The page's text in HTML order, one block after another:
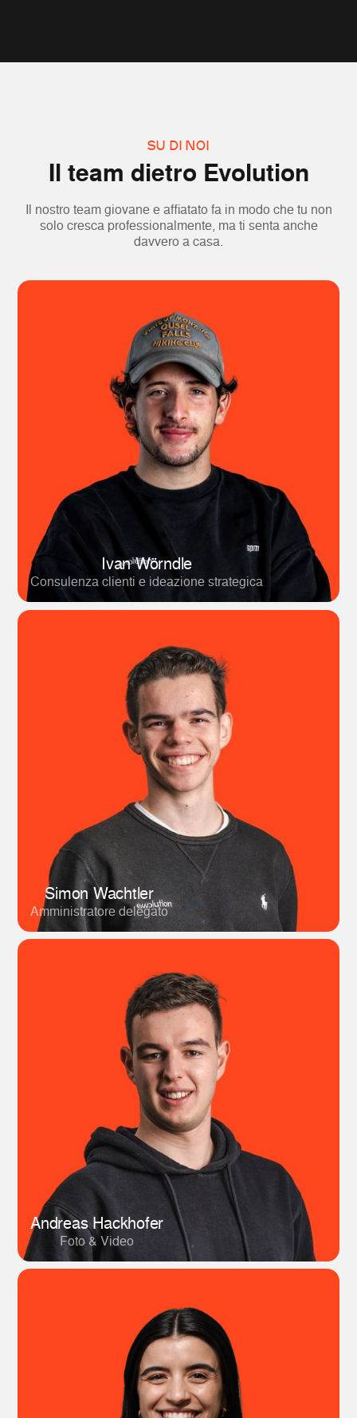
SU DI NOI
Il team dietro Evolution
Il nostro team giovane e affiatato fa in modo che tu non
solo cresca professionalmente, ma ti senta anche
davvero a casa.
Ivan Wörndle
Consulenza clienti e ideazione strategica
Simon Wachtler
Amministratore delegato
Andreas Hackhofer
Foto & Video